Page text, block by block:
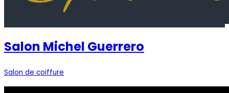
Salon Michel Guerrero
Salon de coiffure